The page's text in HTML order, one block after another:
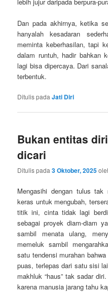
Dan pada akhirnya, ketika
hanyalah kesadaran
meminta keberhasilan, tapi
dalam runtuh, hadir bahkan
lagi bisa dipercaya. Dari
terbentuk.
Ditulis pada Jati Diri
Bukan entitas
dicari
Ditulis pada3 Oktober, 2025
Mengasihi dengan tulus
keras untuk mengubah,
titik ini, cinta tidak lagi
sebagai proyek diam-diam
sambil menata ulang,
memeluk sambil
satu tendensi murahan
puas, terlepas dari satu sisi
makhluk “haus” tak sadar
karena manusia jarang tahu